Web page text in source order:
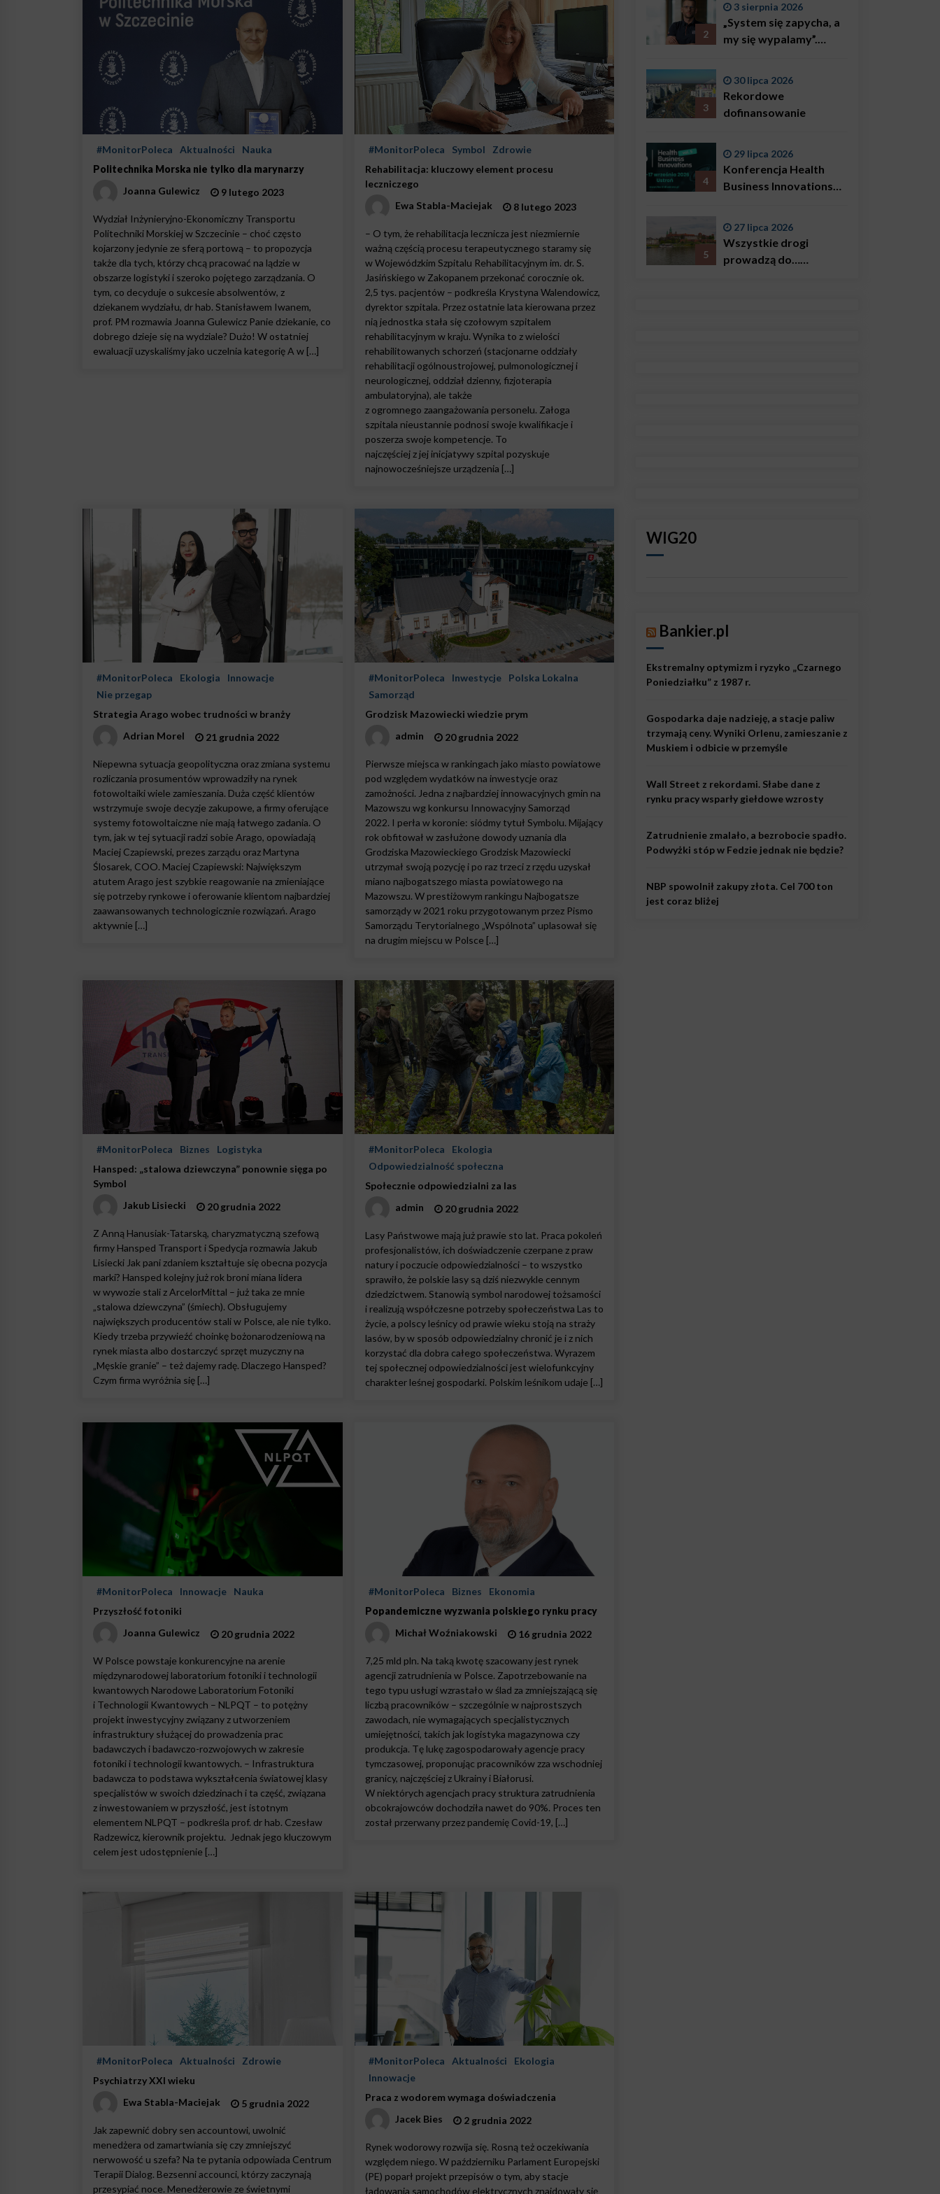
#MonitorPoleca Aktualności
Nauka
Politechnika Morska nie tylko dla marynarzy
Joanna Gulewicz
9 lutego 2023
Wydział Inżynieryjno-Ekonomiczny Transportu
Politechniki Morskiej w Szczecinie – choć często
kojarzony jedynie ze sferą portową – to propozycja
także dla tych, którzy chcą pracować na lądzie w
obszarze logistyki i szeroko pojętego zarządzania. O
tym, co decyduje o sukcesie absolwentów, z
dziekanem wydziału, dr hab. Stanisławem Iwanem,
prof. PM rozmawia Joanna Gulewicz Panie dziekanie, co
dobrego dzieje się na wydziale? Dużo! W ostatniej
ewaluacji uzyskaliśmy jako uczelnia kategorię A w […]
#MonitorPoleca Symbol
Zdrowie
Rehabilitacja: kluczowy element procesu
leczniczego
Ewa Stabla-Maciejak
8 lutego 2023
– O tym, że rehabilitacja lecznicza jest niezmiernie
ważną częścią procesu terapeutycznego staramy się
w Wojewódzkim Szpitalu Rehabilitacyjnym im. dr. S.
Jasińskiego w Zakopanem przekonać corocznie ok.
2,5 tys. pacjentów – podkreśla Krystyna Walendowicz,
dyrektor szpitala. Przez ostatnie lata kierowana przez
nią jednostka stała się czołowym szpitalem
rehabilitacyjnym w kraju. Wynika to z wielości
rehabilitowanych schorzeń (stacjonarne oddziały
rehabilitacji ogólnoustrojowej, pulmonologicznej i
neurologicznej, oddział dzienny, fizjoterapia
ambulatoryjna), ale także
z ogromnego zaangażowania personelu. Załoga
szpitala nieustannie podnosi swoje kwalifikacje i
poszerza swoje kompetencje. To
najczęściej z jej inicjatywy szpital pozyskuje
najnowocześniejsze urządzenia […]
#MonitorPoleca Ekologia
Innowacje
Nie przegap
Strategia Arago wobec trudności w branży
Adrian Morel
21 grudnia 2022
Niepewna sytuacja geopolityczna oraz zmiana systemu
rozliczania prosumentów wprowadziły na rynek
fotowoltaiki wiele zamieszania. Duża część klientów
wstrzymuje swoje decyzje zakupowe, a firmy oferujące
systemy fotowoltaiczne nie mają łatwego zadania. O
tym, jak w tej sytuacji radzi sobie Arago, opowiadają
Maciej Czapiewski, prezes zarządu oraz Martyna
Ślosarek, COO. Maciej Czapiewski: Największym
atutem Arago jest szybkie reagowanie na zmieniające
się potrzeby rynkowe i oferowanie klientom najbardziej
zaawansowanych technologicznie rozwiązań. Arago
aktywnie […]
#MonitorPoleca Inwestycje
Polska Lokalna
Samorząd
Grodzisk Mazowiecki wiedzie prym
admin
20 grudnia 2022
Pierwsze miejsca w rankingach jako miasto powiatowe
pod względem wydatków na inwestycje oraz
zamożności. Jedna z najbardziej innowacyjnych gmin na
Mazowszu wg konkursu Innowacyjny Samorząd
2022. I perła w koronie: siódmy tytuł Symbolu. Mijający
rok obfitował w zasłużone dowody uznania dla
Grodziska Mazowieckiego Grodzisk Mazowiecki
utrzymał swoją pozycję i po raz trzeci z rzędu uzyskał
miano najbogatszego miasta powiatowego na
Mazowszu. W prestiżowym rankingu Najbogatsze
samorządy w 2021 roku przygotowanym przez Pismo
Samorządu Terytorialnego „Wspólnota” uplasował się
na drugim miejscu w Polsce […]
#MonitorPoleca Biznes
Logistyka
Hansped: „stalowa dziewczyna” ponownie sięga po
Symbol
Jakub Lisiecki
20 grudnia 2022
Z Anną Hanusiak-Tatarską, charyzmatyczną szefową
firmy Hansped Transport i Spedycja rozmawia Jakub
Lisiecki Jak pani zdaniem kształtuje się obecna pozycja
marki? Hansped kolejny już rok broni miana lidera
w wywozie stali z ArcelorMittal – już taka ze mnie
„stalowa dziewczyna” (śmiech). Obsługujemy
największych producentów stali w Polsce, ale nie tylko.
Kiedy trzeba przywieźć choinkę bożonarodzeniową na
rynek miasta albo dostarczyć sprzęt muzyczny na
„Męskie granie” – też dajemy radę. Dlaczego Hansped?
Czym firma wyróżnia się […]
#MonitorPoleca
Ekologia
Odpowiedzialność społeczna
Społecznie odpowiedzialni za las
admin
20 grudnia 2022
Lasy Państwowe mają już prawie sto lat. Praca pokoleń
profesjonalistów, ich doświadczenie czerpane z praw
natury i poczucie odpowiedzialności – to wszystko
sprawiło, że polskie lasy są dziś niezwykle cennym
dziedzictwem. Stanowią symbol narodowej tożsamości
i realizują współczesne potrzeby społeczeństwa Las to
życie, a polscy leśnicy od prawie wieku stoją na straży
lasów, by w sposób odpowiedzialny chronić je i z nich
korzystać dla dobra całego społeczeństwa. Wyrazem
tej społecznej odpowiedzialności jest wielofunkcyjny
charakter leśnej gospodarki. Polskim leśnikom udaje […]
#MonitorPoleca Innowacje
Nauka
Przyszłość fotoniki
Joanna Gulewicz
20 grudnia 2022
W Polsce powstaje konkurencyjne na arenie
międzynarodowej laboratorium fotoniki i technologii
kwantowych Narodowe Laboratorium Fotoniki
i Technologii Kwantowych – NLPQT – to potężny
projekt inwestycyjny związany z utworzeniem
infrastruktury służącej do prowadzenia prac
badawczych i badawczo-rozwojowych w zakresie
fotoniki i technologii kwantowych. – Infrastruktura
badawcza to podstawa wykształcenia światowej klasy
specjalistów w swoich dziedzinach i ta część, związana
z inwestowaniem w przyszłość, jest istotnym
elementem NLPQT – podkreśla prof. dr hab. Czesław
Radzewicz, kierownik projektu. Jednak jego kluczowym
celem jest udostępnienie […]
#MonitorPoleca Biznes
Ekonomia
Popandemiczne wyzwania polskiego rynku pracy
Michał Woźniakowski
16 grudnia 2022
7,25 mld pln. Na taką kwotę szacowany jest rynek
agencji zatrudnienia w Polsce. Zapotrzebowanie na
tego typu usługi wzrastało w ślad za zmniejszającą się
liczbą pracowników – szczególnie w najprostszych
zawodach, nie wymagających specjalistycznych
umiejętności, takich jak logistyka magazynowa czy
produkcja. Tę lukę zagospodarowały agencje pracy
tymczasowej, proponując pracowników zza wschodniej
granicy, najczęściej z Ukrainy i Białorusi.
W niektórych agencjach pracy struktura zatrudnienia
obcokrajowców dochodziła nawet do 90%. Proces ten
został przerwany przez pandemię Covid-19, […]
#MonitorPoleca Aktualności
Zdrowie
Psychiatrzy XXI wieku￼
Ewa Stabla-Maciejak
5 grudnia 2022
Jak zapewnić dobry sen accountowi, uwolnić
menedżera od zamartwiania się czy zmniejszyć
nerwowość u szefa? Na te pytania odpowiada Centrum
Terapii Dialog. Bezsenni accounci, którzy zaczynają
przesypiać noce. Menedżerowie ze świetnymi
#MonitorPoleca Aktualności
Ekologia
Innowacje
Praca z wodorem wymaga doświadczenia
Jacek Bies
2 grudnia 2022
Rynek wodorowy rozwija się. Rosną też oczekiwania
względem niego. W październiku Parlament Europejski
(PE) poparł projekt przepisów o tym, aby stacje
ładowania samochodów elektrycznych znajdowały się
2
3 sierpnia 2026
„System się zapycha, a
my się wypalamy”.
Bączkowski, mówi
wprost: problemem są
3
30 lipca 2026
Rekordowe
dofinansowanie
4
29 lipca 2026
Konferencja Health
Business Innovations
5
27 lipca 2026
Wszystkie drogi
prowadzą do…
WIG20
Bankier.pl
Ekstremalny optymizm i ryzyko „Czarnego
Poniedziałku” z 1987 r.
Gospodarka daje nadzieję, a stacje paliw
trzymają ceny. Wyniki Orlenu, zamieszanie z
Muskiem i odbicie w przemyśle
Wall Street z rekordami. Słabe dane z
rynku pracy wsparły giełdowe wzrosty
Zatrudnienie zmalało, a bezrobocie spadło.
Podwyżki stóp w Fedzie jednak nie będzie?
NBP spowolnił zakupy złota. Cel 700 ton
jest coraz bliżej